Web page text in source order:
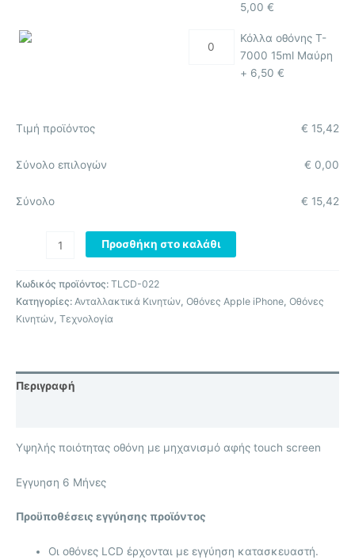
5,00 €
Κόλλα οθόνης T-
7000 15ml Μαύρη
+ 6,50 €
Τιμή προϊόντος 15,42
€
Σύνολο επιλογών 0,00
€
Σύνολο 15,42
€
Προσθήκη στο καλάθι
Κωδικός προϊόντος: TLCD-022
Κατηγορίες: Ανταλλακτικά Κινητών, Οθόνες Apple iPhone, Οθόνες
Κινητών, Τεχνολογία
Περιγραφή
Υψηλής ποιότητας οθόνη με μηχανισμό αφής touch screen
Eγγυηση 6 Μήνες
Προϋποθέσεις εγγύησης προϊόντος
Οι οθόνες LCD έρχονται με εγγύηση κατασκευαστή.